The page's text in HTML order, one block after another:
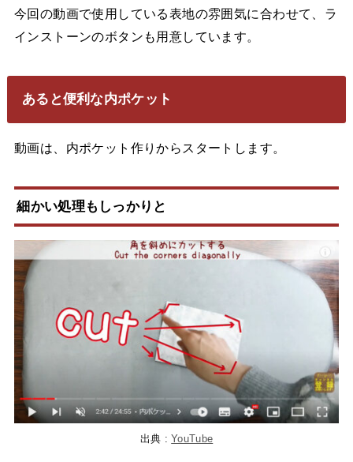
今回の動画で使用している表地の雰囲気に合わせて、ラ
インストーンのボタンも用意しています。
あると便利な内ポケット
動画は、内ポケット作りからスタートします。
細かい処理もしっかりと
出典 :YouTube